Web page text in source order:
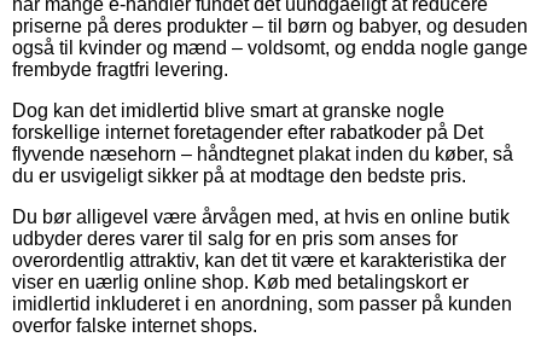
priserne på deres produkter – til børn og babyer, og desuden
også til kvinder og mænd – voldsomt, og endda nogle gange
frembyde fragtfri levering.
Dog kan det imidlertid blive smart at granske nogle
forskellige internet foretagender efter rabatkoder på Det
flyvende næsehorn – håndtegnet plakat inden du køber, så
du er usvigeligt sikker på at modtage den bedste pris.
Du bør alligevel være årvågen med, at hvis en online butik
udbyder deres varer til salg for en pris som anses for
overordentlig attraktiv, kan det tit være et karakteristika der
viser en uærlig online shop. Køb med betalingskort er
imidlertid inkluderet i en anordning, som passer på kunden
overfor falske internet shops.